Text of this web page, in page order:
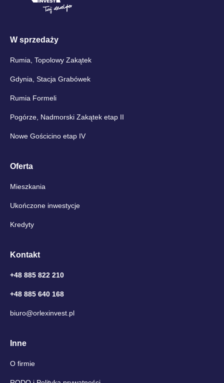
W sprzedaży
Rumia, Topolowy Zakątek
Gdynia, Stacja Grabówek
Rumia Formeli
Pogórze, Nadmorski Zakątek etap II
Nowe Gościcino etap IV
Oferta
Mieszkania
Ukończone inwestycje
Kredyty
Kontakt
+48 885 822 210
+48 885 640 168
biuro@orlexinvest.pl
Inne
O firmie